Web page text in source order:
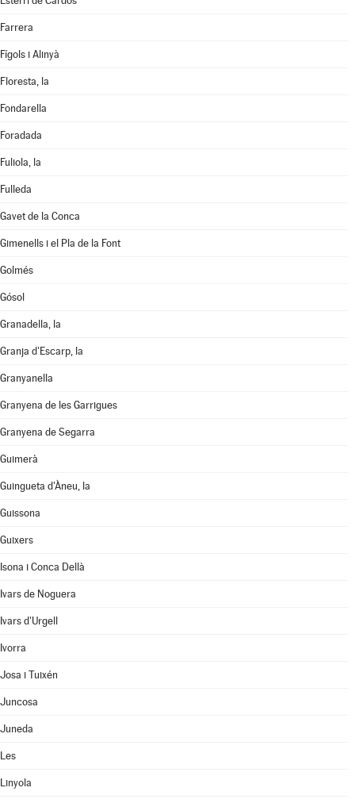
Farrera
Fígols i Alinyà
Floresta, la
Fondarella
Foradada
Fuliola, la
Fulleda
Gavet de la Conca
Gimenells i el Pla de la Font
Golmés
Gósol
Granadella, la
Granja d'Escarp, la
Granyanella
Granyena de les Garrigues
Granyena de Segarra
Guimerà
Guingueta d'Àneu, la
Guissona
Guixers
Isona i Conca Dellà
Ivars de Noguera
Ivars d'Urgell
Ivorra
Josa i Tuixén
Juncosa
Juneda
Les
Linyola